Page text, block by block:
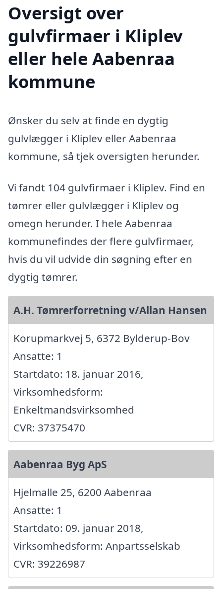
Oversigt over
gulvfirmaer i Kliplev
eller hele Aabenraa
kommune
Ønsker du selv at finde en dygtig
gulvlægger i Kliplev eller Aabenraa
kommune, så tjek oversigten herunder.
Vi fandt 104 gulvfirmaer i Kliplev. Find en
tømrer eller gulvlægger i Kliplev og
omegn herunder. I hele Aabenraa
kommunefindes der flere gulvfirmaer,
hvis du vil udvide din søgning efter en
dygtig tømrer.
A.H. Tømrerforretning v/Allan Hansen
Korupmarkvej 5, 6372 Bylderup-Bov
Ansatte: 1
Startdato: 18. januar 2016,
Virksomhedsform:
Enkeltmandsvirksomhed
CVR: 37375470
Aabenraa Byg ApS
Hjelmalle 25, 6200 Aabenraa
Ansatte: 1
Startdato: 09. januar 2018,
Virksomhedsform: Anpartsselskab
CVR: 39226987